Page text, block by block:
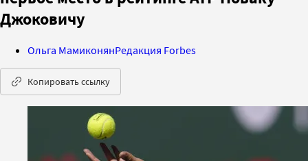
Джоковичу
Ольга МамиконянРедакция Forbes
Копировать ссылку